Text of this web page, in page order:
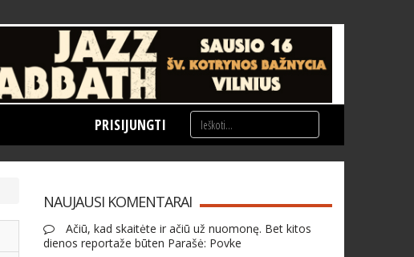
PRISIJUNGTI
NAUJAUSI KOMENTARAI
Ačiū, kad skaitėte ir ačiū už nuomonę. Bet kitos
dienos reportaže būten Parašė: Povke